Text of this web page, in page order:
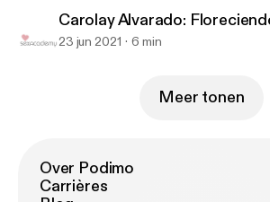
Carolay Alvarado:
23 jun 2021 6 min
Meer tonen
Over Podimo
Carrières